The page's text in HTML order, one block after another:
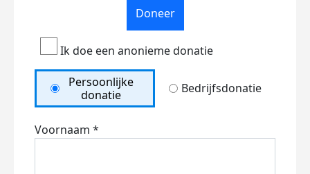
Doneer
Ik doe een anonieme donatie
Persoonlijke
donatie
Bedrijfsdonatie
Voornaam *